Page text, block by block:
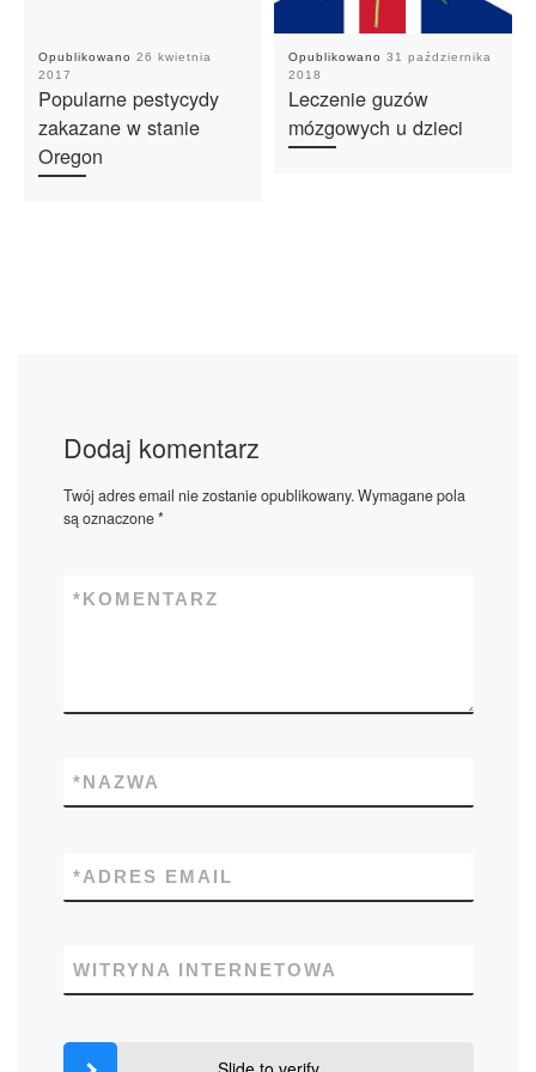
Opublikowano 26 kwietnia
2017
Popularne pestycydy
zakazane w stanie
Oregon
Opublikowano 31 października
2018
Leczenie guzów
mózgowych u dzieci
Dodaj komentarz
Twój adres email nie zostanie opublikowany.Wymagane pola
są oznaczone*
KOMENTARZ
*
NAZWA
*
ADRES EMAIL
*
WITRYNA INTERNETOWA